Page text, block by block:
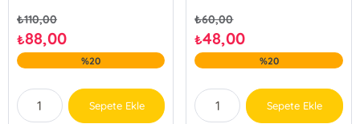
₺110,00
₺88,00
%20
Sepete Ekle
₺60,00
₺48,00
%20
Sepete Ekle